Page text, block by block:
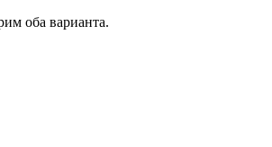
оба варианта.